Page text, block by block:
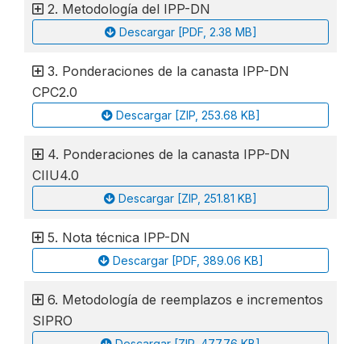
2. Metodología del IPP-DN
Descargar [PDF, 2.38 MB]
3. Ponderaciones de la canasta IPP-DN
CPC2.0
Descargar [ZIP, 253.68 KB]
4. Ponderaciones de la canasta IPP-DN
CIIU4.0
Descargar [ZIP, 251.81 KB]
5. Nota técnica IPP-DN
Descargar [PDF, 389.06 KB]
6. Metodología de reemplazos e incrementos
SIPRO